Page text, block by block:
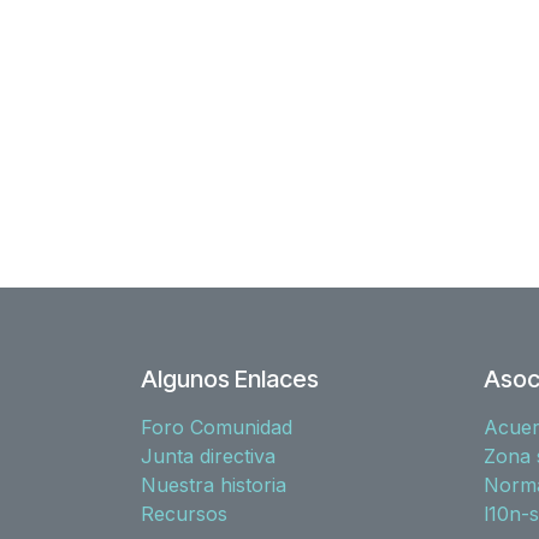
Algunos Enlaces
Foro Comunidad
Junta directiva
Nuestra historia
Recursos
Zona
l10n-